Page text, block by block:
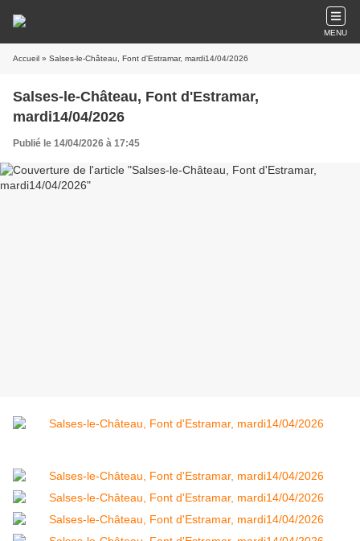
MENU
Accueil » Salses-le-Château, Font d'Estramar, mardi14/04/2026
Salses-le-Château, Font d'Estramar,
mardi14/04/2026
Publié le 14/04/2026 à 17:45